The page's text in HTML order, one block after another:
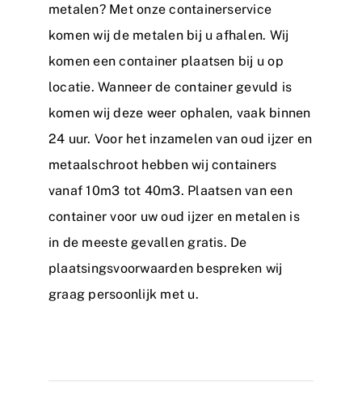
metalen? Met onze containerservice
komen wij de metalen bij u afhalen. Wij
komen een container plaatsen bij u op
locatie. Wanneer de container gevuld is
komen wij deze weer ophalen, vaak binnen
24 uur. Voor het inzamelen van oud ijzer en
metaalschroot hebben wij containers
vanaf 10m3 tot 40m3. Plaatsen van een
container voor uw oud ijzer en metalen is
in de meeste gevallen gratis. De
plaatsingsvoorwaarden bespreken wij
graag persoonlijk met u.